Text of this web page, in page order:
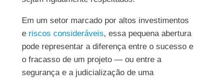
Em um setor marcado por altos investimentos
e riscos consideráveis, essa pequena abertura
pode representar a diferença entre o sucesso e
o fracasso de um projeto — ou entre a
segurança e a judicialização de uma